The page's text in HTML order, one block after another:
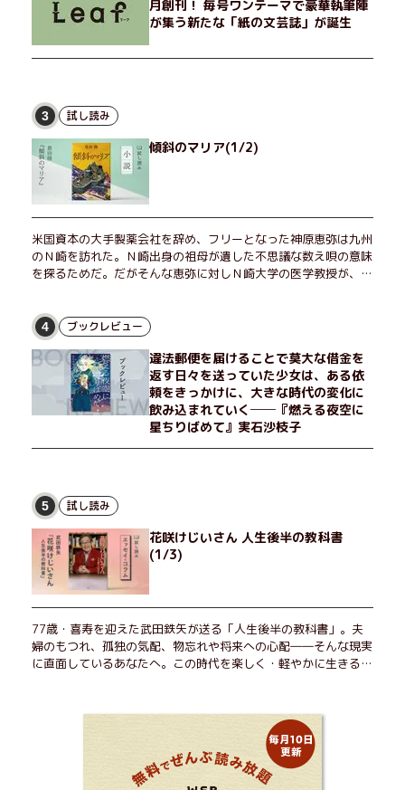
月創刊！ 毎号ワンテーマで豪華執筆陣
が集う新たな「紙の文芸誌」が誕生
3 試し読み
傾斜のマリア(1/2)
米国資本の大手製薬会社を辞め、フリーとなった神原恵弥は九州
のＮ崎を訪れた。Ｎ崎出身の祖母が遺した不思議な数え唄の意味
を探るためだ。だがそんな恵弥に対しＮ崎大学の医学教授が、米
恵弥は、まるで影のような存在の博士とまみえることはできるの
か？ そして、唄の歌詞「かたむくマリア」に込められた秘密と
は？ 謎めいたラストが鮮烈な余韻を残すシリーズ第四作！
4 ブックレビュー
違法郵便を届けることで莫大な借金を
返す日々を送っていた少女は、ある依
頼をきっかけに、大きな時代の変化に
飲み込まれていく──『燃える夜空に
星ちりばめて』実石沙枝子
5 試し読み
花咲けじいさん 人生後半の教科書
(1/3)
77歳・喜寿を迎えた武田鉄矢が送る「人生後半の教科書」。夫
婦のもつれ、孤独の気配、物忘れや将来への心配――そんな現実
に直面しているあなたへ。この時代を楽しく・軽やかに生きるヒ
ら！ 読むだけで前向きになれる一冊。